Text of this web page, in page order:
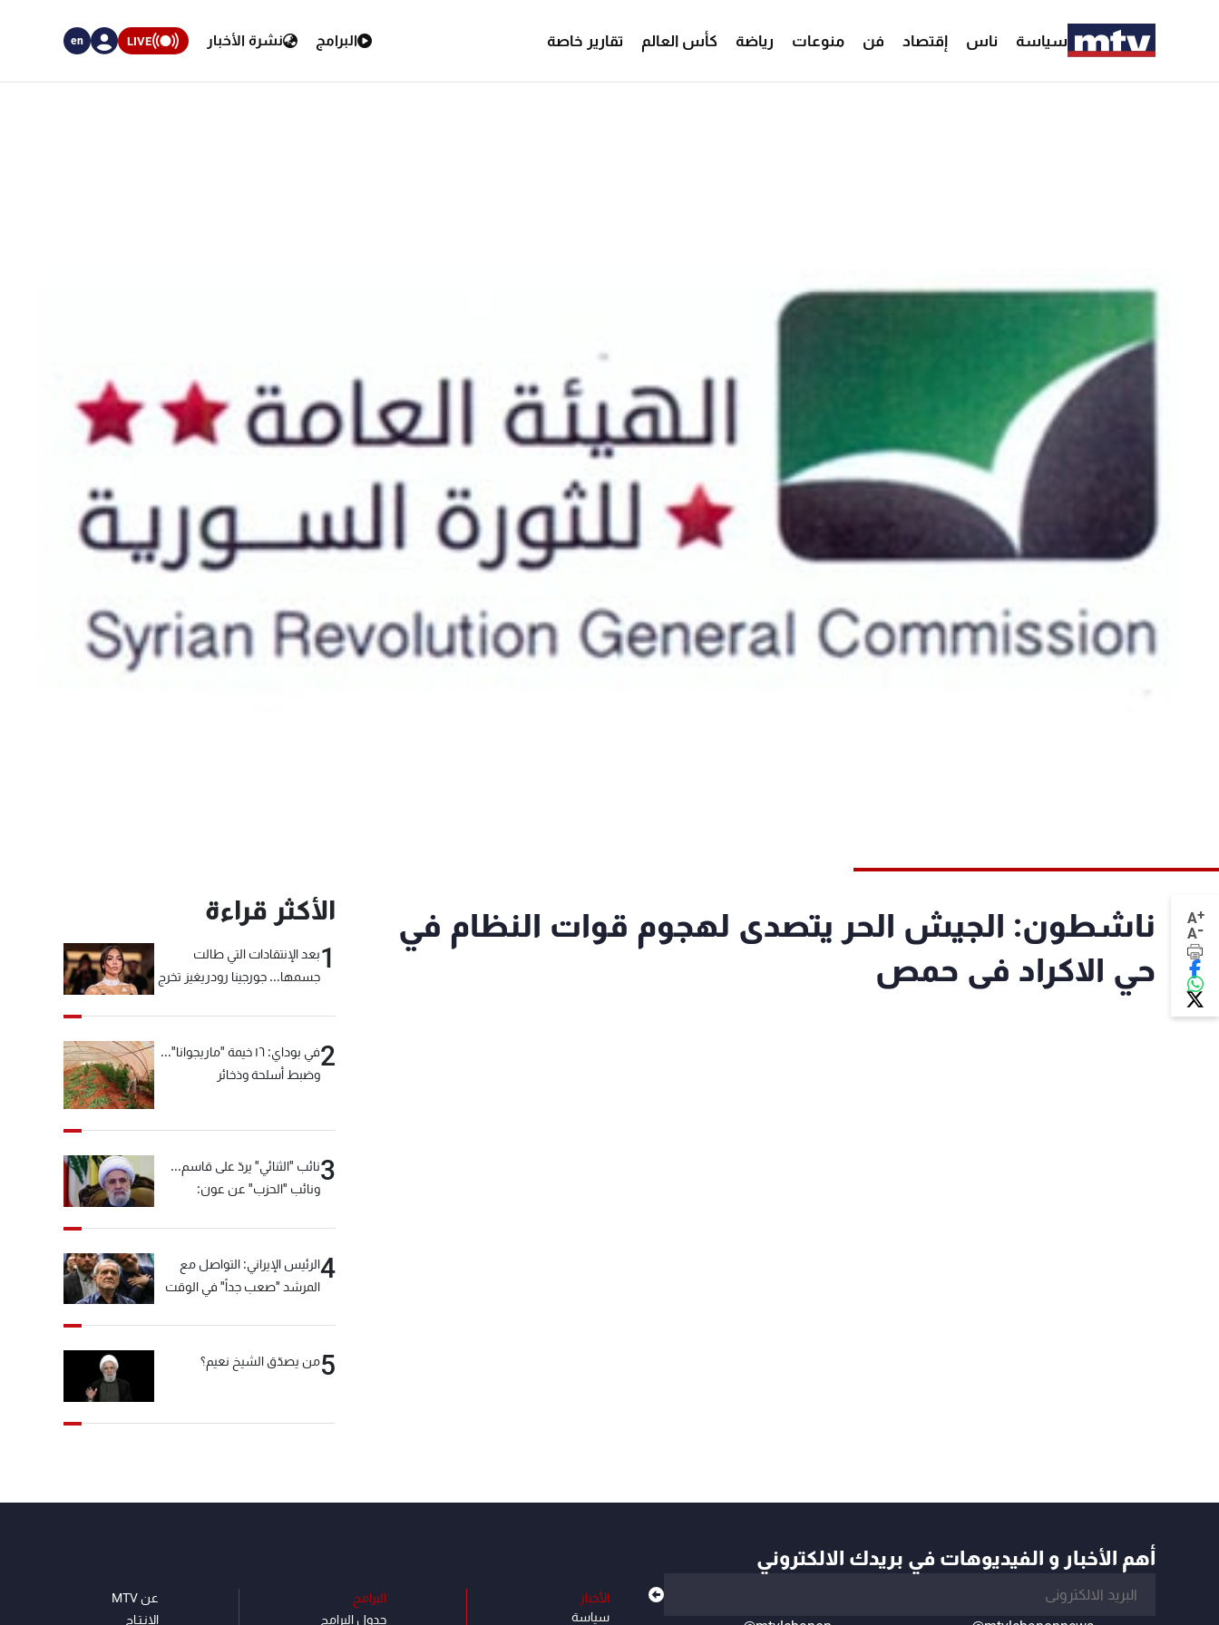
سياسة ناس إقتصاد فن منوعات رياضة كأس العالم تقارير خاصة البرامج نشرة الأخبار LIVE
en
A+
A-
ناشطون: الجيش الحر يتصدى لهجوم قوات النظام في
حي الاكراد فى حمص
الأكثر قراءة
1بعد الإنتقادات التي طالت
جسمها... جورجينا رودريغيز تخرج
2
في بوداي: ١٦ خيمة "ماريجوانا"...
وضبط أسلحة وذخائر
3نائب "الثنائي" يردّ على قاسم...
ونائب "الحزب" عن عون:
4الرئيس الإيراني: التواصل مع
المرشد "صعب جداً" في الوقت
5من يصدّق الشيخ نعيم؟
أهم الأخبار و الفيديوهات في بريدك الالكتروني
الأخبار
سياسة
البرامج
جدول البرامج
عن MTV
الإنـتـاج